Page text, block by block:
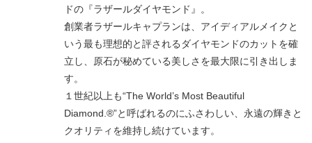
ドの『ラザールダイヤモンド』。
創業者ラザールキャプランは、アイディアルメイクと
いう最も理想的と評されるダイヤモンドのカットを確
立し、原石が秘めている美しさを最大限に引き出しま
す。
１世紀以上も“The World’s Most Beautiful
Diamond.®”と呼ばれるのにふさわしい、永遠の輝きと
クオリティを維持し続けています。